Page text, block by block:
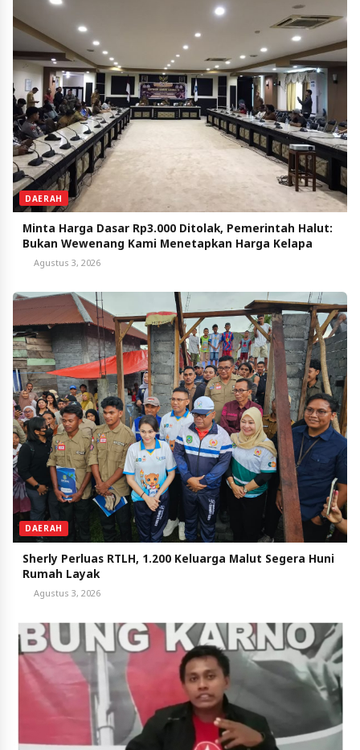
DAERAH
Minta Harga Dasar Rp3.000 Ditolak, Pemerintah Halut:
Bukan Wewenang Kami Menetapkan Harga Kelapa
Agustus 3, 2026
DAERAH
Sherly Perluas RTLH, 1.200 Keluarga Malut Segera Huni
Rumah Layak
Agustus 3, 2026